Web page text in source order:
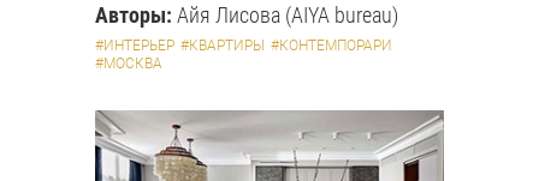
Авторы: Айя Лисова (AIYA bureau)
#ИНТЕРЬЕР #КВАРТИРЫ #КОНТЕМПОРАРИ
#МОСКВА